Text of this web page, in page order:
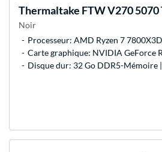
Thermaltake FTW V270 5070
Noir
Processeur: AMD Ryzen 7 7800X3D
Carte graphique: NVIDIA GeForce
Disque dur: 32 Go DDR5-Mémoire